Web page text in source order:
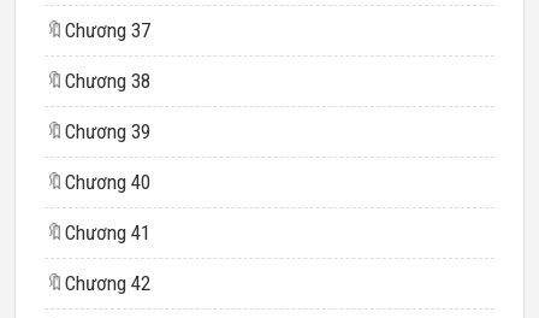
🔖 Chương 37
🔖 Chương 38
🔖 Chương 39
🔖 Chương 40
🔖 Chương 41
🔖 Chương 42